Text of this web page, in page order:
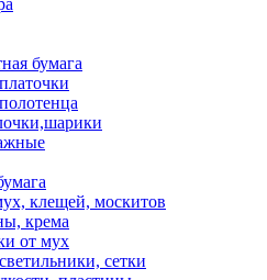
бумага
клещей, москитов
крема
от мух
сетки